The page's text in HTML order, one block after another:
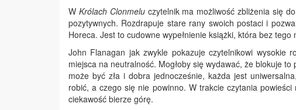
W Królach Clonmeluczytelnik ma możliwość zbliżenia się
pozytywnych. Rozdrapuje stare rany swoich postaci i
Horeca. Jest to cudowne wypełnienie książki, która bez
John Flanagan jak zwykle pokazuje czytelnikowi wysokie
miejsca na neutralność. Mogłoby się wydawać, że blokuje
może być zła i dobra jednocześnie, każda jest
robić, a czego się nie powinno. W trakcie czytania
ciekawość bierze górę.